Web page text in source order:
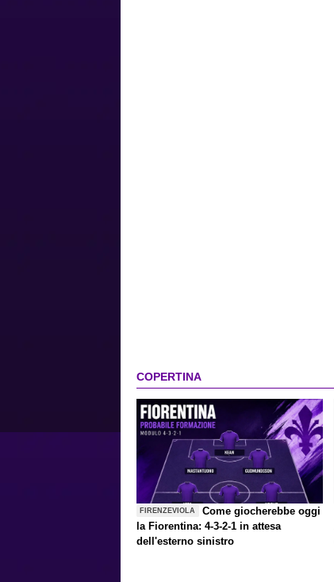
COPERTINA
FIRENZEVIOLA
Come giocherebbe oggi
la Fiorentina: 4-3-2-1 in attesa
dell'esterno sinistro